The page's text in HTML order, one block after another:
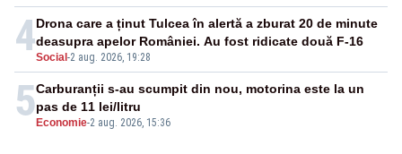
4Social -2 aug. 2026, 19:28
Drona care a ținut Tulcea în alertă a zburat 20 de minute
deasupra apelor României. Au fost ridicate două F-16
5 Economie-2 aug. 2026, 15:36
Carburanții s-au scumpit din nou, motorina este la un
pas de 11 lei/litru